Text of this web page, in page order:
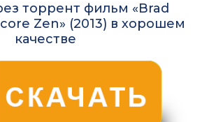
торрент фильм «Brad
Zen» (2013) в хорошем
качестве